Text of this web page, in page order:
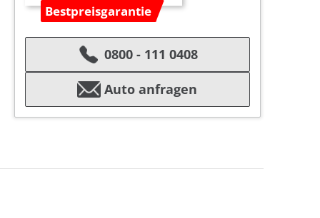
Bestpreisgarantie
0800 - 111 0408
Auto anfragen